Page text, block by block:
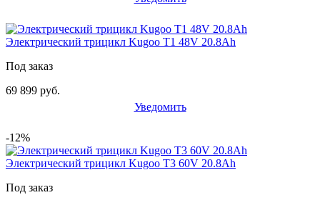
Электрический трицикл Kugoo T1 48V 20.8Ah
Под заказ
69 899 руб.
Уведомить
-12%
Электрический трицикл Kugoo T3 60V 20.8Ah
Под заказ